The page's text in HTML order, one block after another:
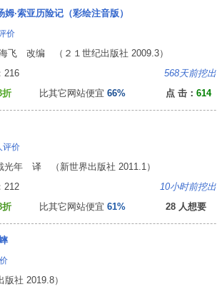
·索亚历险记（彩绘注音版）
价
飞 改编 （２１世纪出版社 2009.3）
：216 568天前挖出
折 比其它网站便宜 66% 点 击： 614
评价
年 译 （新世界出版社 2011.1）
：212 10小时前挖出
折 比其它网站便宜 61% 28 人想要
社 2019.8）